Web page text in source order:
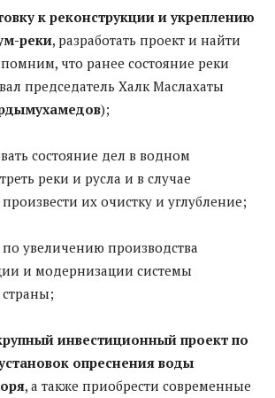
к реконструкции и укреплению
реки, разработать проект и найти
что ранее состояние реки
председатель Халк Маслахаты
);
состояние дел в водном
реки и русла и в случае
их очистку и углубление;
увеличению производства
и модернизации системы
инвестиционный проект по
опреснения воды
, а также приобрести современные